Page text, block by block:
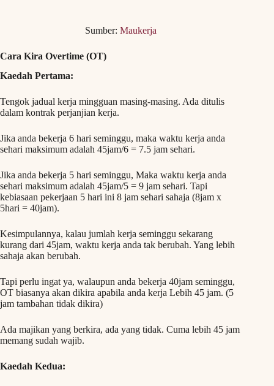
Sumber: Maukerja
Cara Kira Overtime (OT)
Kaedah Pertama:
Tengok jadual kerja mingguan masing-masing. Ada ditulis
dalam kontrak perjanjian kerja.
Jika anda bekerja 6 hari seminggu, maka waktu kerja anda
sehari maksimum adalah 45jam/6 = 7.5 jam sehari.
Jika anda bekerja 5 hari seminggu, Maka waktu kerja anda
sehari maksimum adalah 45jam/5 = 9 jam sehari. Tapi
kebiasaan pekerjaan 5 hari ini 8 jam sehari sahaja (8jam x
5hari = 40jam).
Kesimpulannya, kalau jumlah kerja seminggu sekarang
kurang dari 45jam, waktu kerja anda tak berubah. Yang lebih
sahaja akan berubah.
Tapi perlu ingat ya, walaupun anda bekerja 40jam seminggu,
OT biasanya akan dikira apabila anda kerja Lebih 45 jam. (5
jam tambahan tidak dikira)
Ada majikan yang berkira, ada yang tidak. Cuma lebih 45 jam
memang sudah wajib.
Kaedah Kedua: